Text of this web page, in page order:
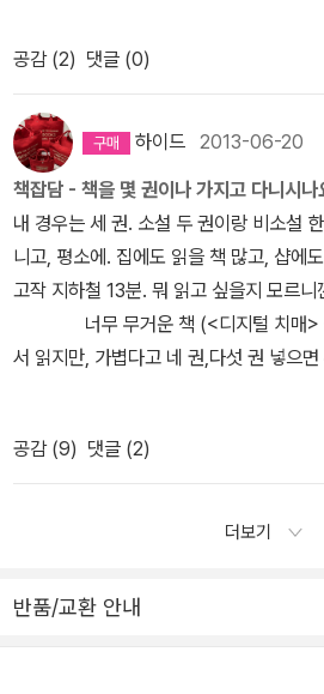
고 이 작품도 최근에 한국에서 정재영주
방황하는 칼날은 아직보지 못했다. 딸을
끝까지 읽는게 좀 부담스러울 것 같다. 철
잃은 아버지의 복수이야기..사적 복수를
서 살고 있는 우리가 범죄의 피해자가 되
지 생각해 볼 기회를 주는 소설이다. 이 소
다. 4. <다잉 아이>히가시노 게이고
대로 죽어가는 사람의 눈을 주제로 한 소
에 톰 크루즈의 <바닐라 스카이>라는 영
기억을 잃어버린 술집 바텐더가 진실을
기 시작하면 결말이 궁금해 결국 끝까지
크게 권하고 싶은 작품은 아니다. 5.
게이고 불륜을 소재로 한 작품인데 결말의
전은 독 자들을 멍하게 만든다. 결말은
불륜남녀의 비극적 선택도 없지만 불륜
다. 6. <13계단>다카노 가즈아키 일
로 ]이른바 '증후군' 시리즈로 한국에서 눈
쿠로는, 일본 문학을 잘 들여다 보는이가
있는 작가다. 장르문학과 문단문학 사이를
보이고 있는 작가다. 이번에 작년 나오키
담>이 번역 돼 그의 최근 문학세계를 들
냐. 프랑스 소설로 <오르배 섬의 비밀>
독일이고 소설이 많이 번역되지 않는 느낌이다. 시
역시 메이저 출판사의 시집을 고를 수 밖
므로. 그 중에서도 창비에서 나온 정호승
프랑수아즈 사강의 병원치료기(?)
이 번역됐다. 1957년 당한 교통사고로 통
으면서 환각을 경험하게 됐다고 한다. 원
<밤의 인문학>은 신촌의 뒷골목 바에서
면 되려나. 저자는 일러스트레이터 '밥장'
꽤나 이름이 알려진 분인 듯 한데 책 안
어들어 봐야겠다. 우리 찬호박 형님의 에
거슨의 그리 중요하지 않은 책 같은 느낌
니 한 번 정리를 해 둔다. 천병희 옹의 <
등의 삶을 통해 창조적인 사람들의 열정
용은 자기계발서가 아닌데, 제목에서 펼
알 수 없지만 존재가 사라질 때의 슬픔은
이 책이 찾아 헤맨, 인류가 풀지 못한 수수
창조한다는 건 불가능해 보인다. 그렇지
생기로 이 작업을 해냈다. 그의 지적인 겸
은 것도 놓치지 않는 눈썰미와 자신을 낮
복잡한 내용을 아주 매력적인 책으로 만
논의에 매료된 사람이라면, 그리고 힉스
건에 주목하는 사람이라면 이 책을 읽어
극다카노 가즈아키 지음, 김아영 옮김 /
펜스!'젊은 나이에 베스트셀러 작가가 된
부의 사이를 갈라 놓는다. 슈헤이는 기쁘
러 작가가 된 그는 아직 자신이 불안정한
기 때문이다. 좀더 시간이 지난 뒤에 다시
현한 가나미의 또다른 자아일까? 아니면
은 다카노 가즈아키가 <
어떤 분야에서 강점을 보였는지를 잘 보
지 밥 볶아 먹고 나니 오늘은 뭘 해 먹어
하는 척 하다가 마침 감자가 보이길래 그
도 삶고. 건강을 위해 토마토도 하나. 그
전 넉넉하다. 그런데 오늘은 오랫만에 상
있는 걸 먹었으면 좋겠는데, 싶은 생각이
그 맛있는 걸 먹을수가 있어야지. 그래서
음... 맛난 책들. 마침 오늘 받은 시사인에 '
있다. 만만하게 읽을 수 있는 책이 아니라고 생각해. 그런데 가
만히 책 소개를 읽고 있으면 마구 읽고 싶
이건 꼭 맛있는 음식을 마구 늘어놓고 다
안되는 내 몸뚱아리를 마주하고있는 것
로, 특히나 요즘은 나날이 찌고 있는 살
서 음식에 대한 고민이 많은데 어떤 책을
제노사이드 이후의 작품이라 더 기대가
할 생각이니 미미여사 노트 때문에 래핑을 뜯었을
탐 나지만. 북유럽은 최근들어 소설부터
공감 (2) 댓글 (0)
하이드 2013-06-20
책잡담 - 책을 몇 권이나 가지고 다니시나
내 경우는 세 권. 소설 두 권이랑 비소설
니고, 평소에. 집에도 읽을 책 많고, 샵에
고작 지하철 13분. 뭐 읽고 싶을지 모르
서 읽지만, 가볍다고 네 권,다섯 권 넣으
이에 일약 베스트셀러 작가 자리에 오른
입하고 아내 가나미와의 행복한 삶을 꿈꾼
사실을 알게 된 가나미가 기뻐하며 남편
이는 불안정한 직업과 맨션을 구입하는
괴로워하면서도 마지못해 수긍한다. 그러
성의 의식이 나타나는 이변이 벌어지고
녀를 돕기 위해 나서면서 사태는 겉잡을
공감 (9) 댓글 (2)
더보기
반품/교환 안내